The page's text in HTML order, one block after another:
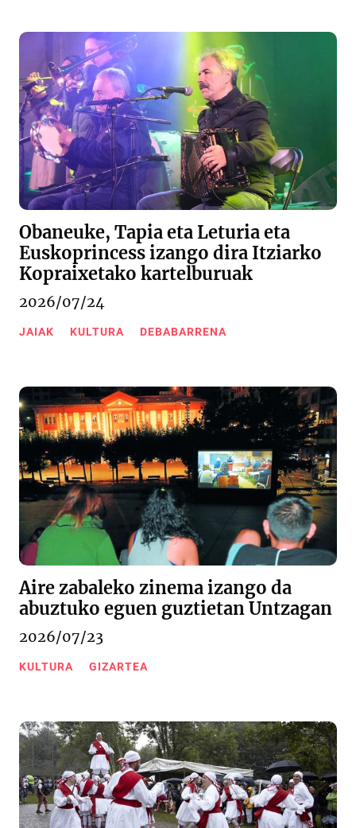
Obaneuke, Tapia eta Leturia eta
Euskoprincess izango dira Itziarko
Kopraixetako kartelburuak
2026/07/24
JAIAK KULTURA DEBABARRENA
Aire zabaleko zinema izango da
abuztuko eguen guztietan Untzagan
2026/07/23
KULTURA GIZARTEA